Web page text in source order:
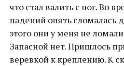
что стал валить с ног. Во
падений опять сломалась
этого они у меня не
Запасной нет. Пришлось
веревкой к креплению. К